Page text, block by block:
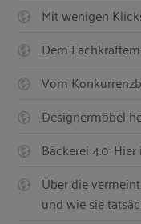
Mit wenigen
Dem
Vom
Designermöbel
Bäckerei 4.0:
Über die
und wie sie